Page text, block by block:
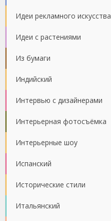
Идеи рекламного искусства
Идеи с растениями
Из бумаги
Индийский
Интервью с дизайнерами
Интерьерная фотосъёмка
Интерьерные шоу
Испанский
Исторические стили
Итальянский